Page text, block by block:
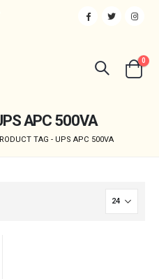
0
APC 500VA
TAG - UPS APC 500VA